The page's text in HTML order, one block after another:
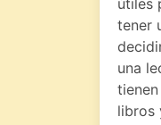
útiles
tener
una
libros